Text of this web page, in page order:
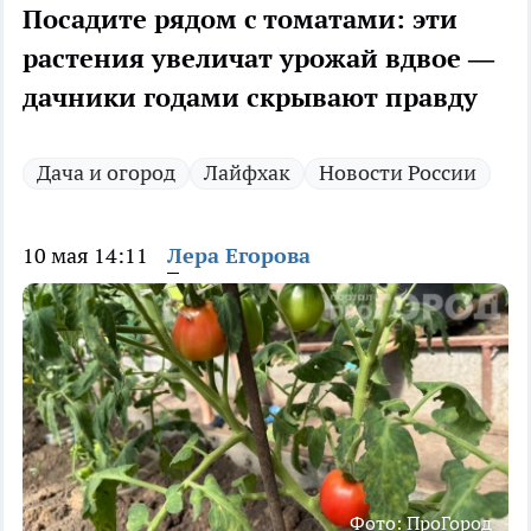
Посадите рядом с томатами: эти
растения увеличат урожай вдвое —
дачники годами скрывают правду
Дача и огород Лайфхак Новости России
10 мая 14:11 Лера Егорова
Фото: ПроГород